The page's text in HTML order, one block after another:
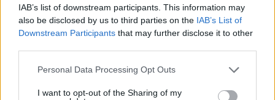
IAB’s list of downstream participants. This information may
also be disclosed by us to third parties on the IAB’s List of
Downstream Participants that may further disclose it to other
Please note that this website/app uses one or more Google
not limited to your visit or usage behaviour. You may click to
Personal Data Processing Opt Outs
I want to opt-out of the Sharing of my
ΑΠΑΝΤΗΣΗ
Snow queen
που και που...
ΑΠΑΝΤΗΣΗ